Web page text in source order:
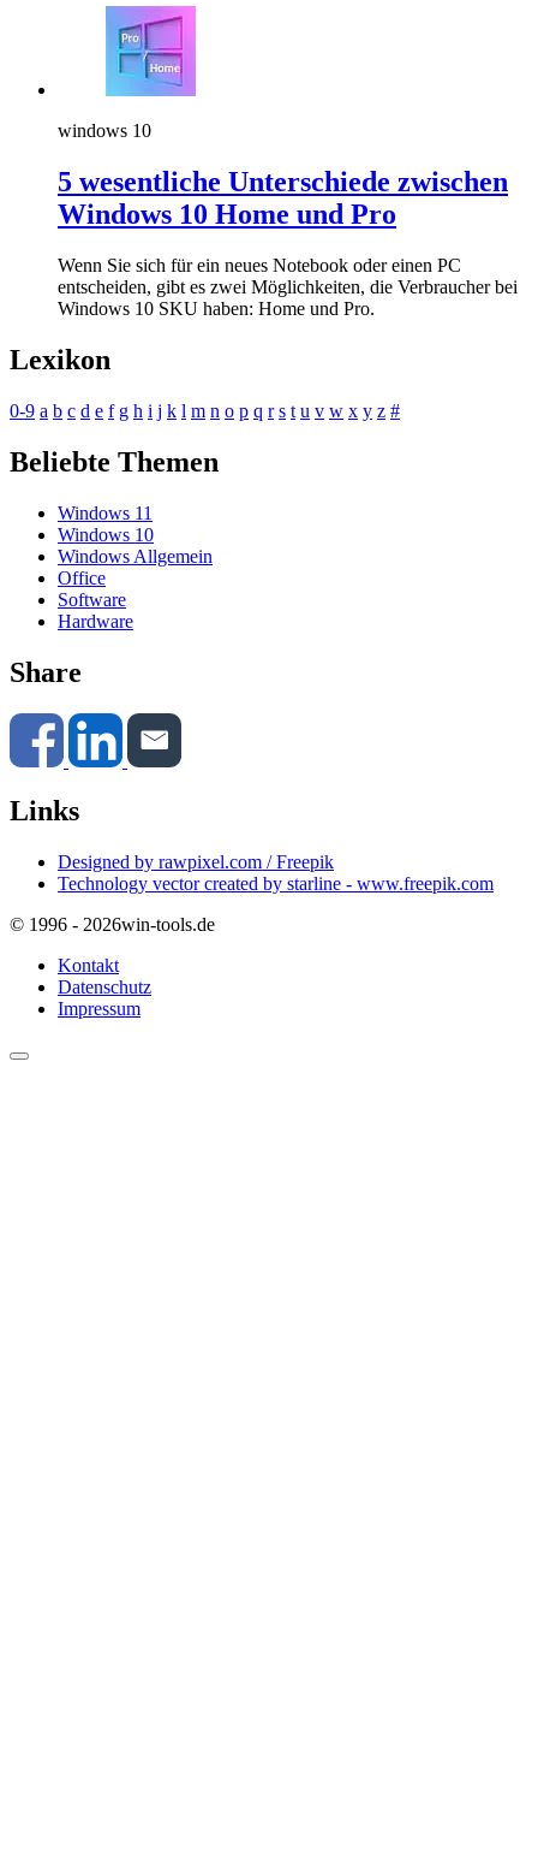
windows 10
5 wesentliche Unterschiede zwischen
Windows 10 Home und Pro
Wenn Sie sich für ein neues Notebook oder einen PC
entscheiden, gibt es zwei Möglichkeiten, die Verbraucher bei
Windows 10 SKU haben: Home und Pro.
Lexikon
0-9 a b c d e f g h i j k l m n o p q r s t u v w x y z #
Beliebte Themen
Windows 11
Windows 10
Windows Allgemein
Office
Software
Hardware
Share
Links
Designed by rawpixel.com / Freepik
Technology vector created by starline - www.freepik.com
© 1996 - 2026win-tools.de
Kontakt
Datenschutz
Impressum